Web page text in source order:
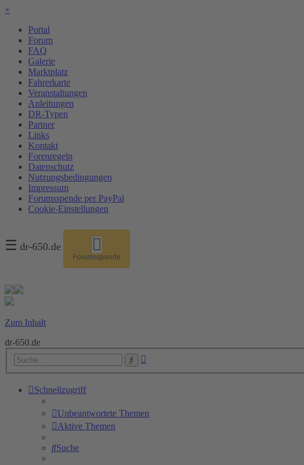
×
Portal
Forum
FAQ
Galerie
Marktplatz
Fahrerkarte
Veranstaltungen
Anleitungen
DR-Typen
Partner
Links
Kontakt
Forenregeln
Datenschutz
Nutzungsbedingungen
Impressum
Forumsspende per PayPal
Cookie-Einstellungen
☰ dr-650.de
Forumsspende
Zum Inhalt
dr-650.de
Suche
Schnellzugriff
Unbeantwortete Themen
Aktive Themen
Suche